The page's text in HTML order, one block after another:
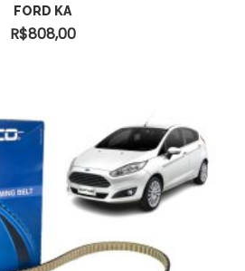
FORD KA
R$808,00